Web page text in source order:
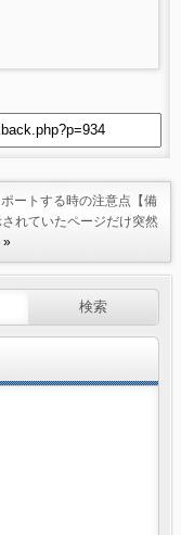
ートする時の注意点【備
れていたページだけ突然
»